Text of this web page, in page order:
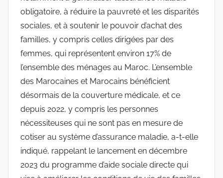
obligatoire, à réduire la pauvreté et les disparités
sociales, et à soutenir le pouvoir d’achat des
familles, y compris celles dirigées par des
femmes, qui représentent environ 17% de
l’ensemble des ménages au Maroc. L’ensemble
des Marocaines et Marocains bénéficient
désormais de la couverture médicale, et ce
depuis 2022, y compris les personnes
nécessiteuses qui ne sont pas en mesure de
cotiser au système d’assurance maladie, a-t-elle
indiqué, rappelant le lancement en décembre
2023 du programme d’aide sociale directe qui